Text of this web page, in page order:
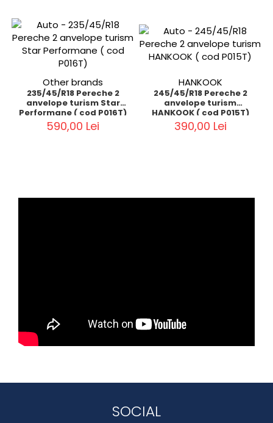
Other brands
235/45/R18 Pereche 2
anvelope turism Star
Performane ( cod P016T)
590,00 Lei
HANKOOK
245/45/R18 Pereche 2
anvelope turism
HANKOOK ( cod P015T)
390,00 Lei
SOCIAL